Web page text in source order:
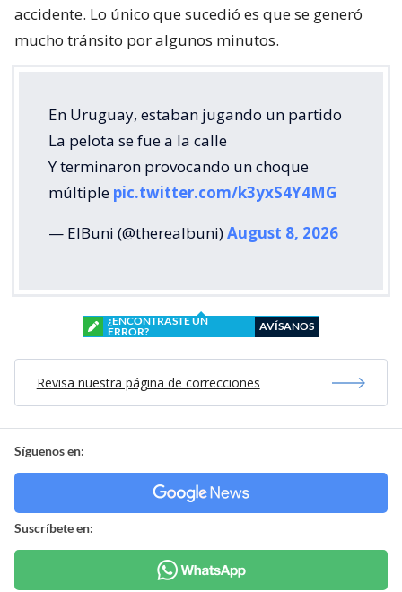
accidente. Lo único que sucedió es que se generó
mucho tránsito por algunos minutos.
En Uruguay, estaban jugando un partido
La pelota se fue a la calle
Y terminaron provocando un choque
múltiple pic.twitter.com/k3yxS4Y4MG
— ElBuni (@therealbuni)August 8, 2026
¿ENCONTRASTE UN
ERROR?
AVÍSANOS
Revisa nuestra página de correcciones
Síguenos en:
Suscríbete en: